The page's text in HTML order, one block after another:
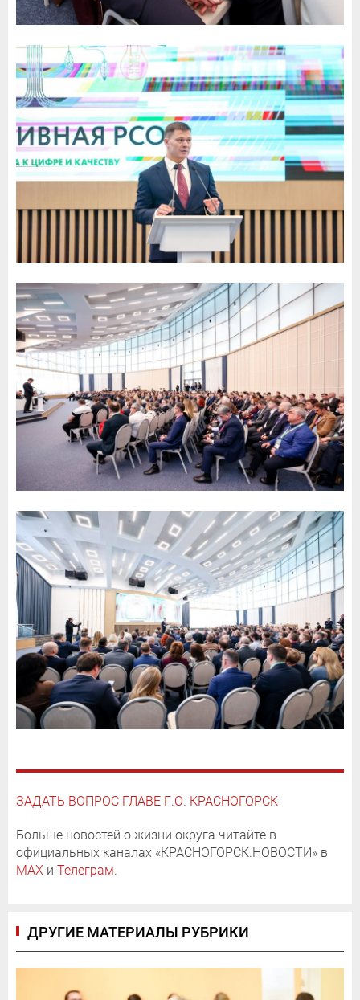
ЗАДАТЬ ВОПРОС ГЛАВЕ Г.О. КРАСНОГОРСК
Больше новостей о жизни округа читайте в
официальных каналах «КРАСНОГОРСК.НОВОСТИ» в
MAX и Телеграм.
ДРУГИЕ МАТЕРИАЛЫ РУБРИКИ